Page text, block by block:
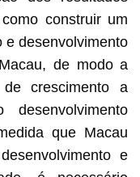
construir um
e desenvolvimento
de modo a
crescimento a
que Macau
e